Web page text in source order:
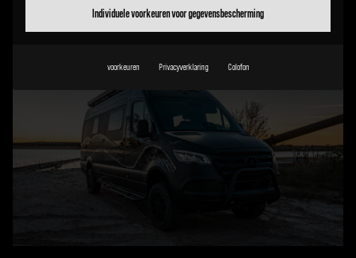
Individuele voorkeuren voor gegevensbescherming
voorkeuren Privacyverklaring Colofon